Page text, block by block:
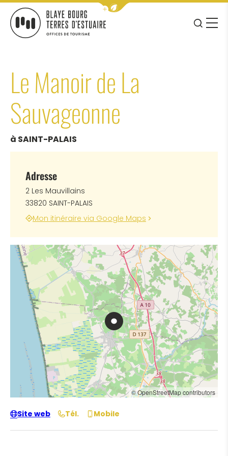
Afficher la barre de navigation
JE
MENU
Le Manoir de La
Sauvageonne
à SAINT-PALAIS
Adresse
2 Les Mauvillains
33820 SAINT-PALAIS
Mon itinéraire via Google Maps
© OpenStreetMap contributors
Site web Tél. Mobile